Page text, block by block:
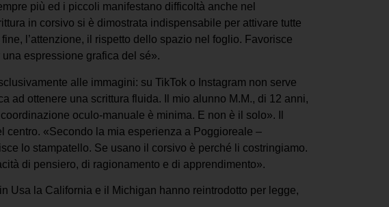
più ed i piccoli manifestano difficoltà anche nel
in corsivo si è dimostrata indispensabile per attivare tutte
l’attenzione, il rispetto dello spazio nel foglio. Favorisce
espressione grafica del sé».
alle immagini: su TikTok o Instagram non serve
ad ottenere una scrittura fluida. Il mio alunno M.M., di 12 anni,
oculo-manuale è minima. E non è il solo». Il
«Secondo la mia esperienza a Poggioreale –
lo stampatello. Se usano il corsivo è perché li costringiamo.
di pensiero, di ragionamento e di apprendimento».
Usa la California e il Michigan hanno reintrodotto per legge,